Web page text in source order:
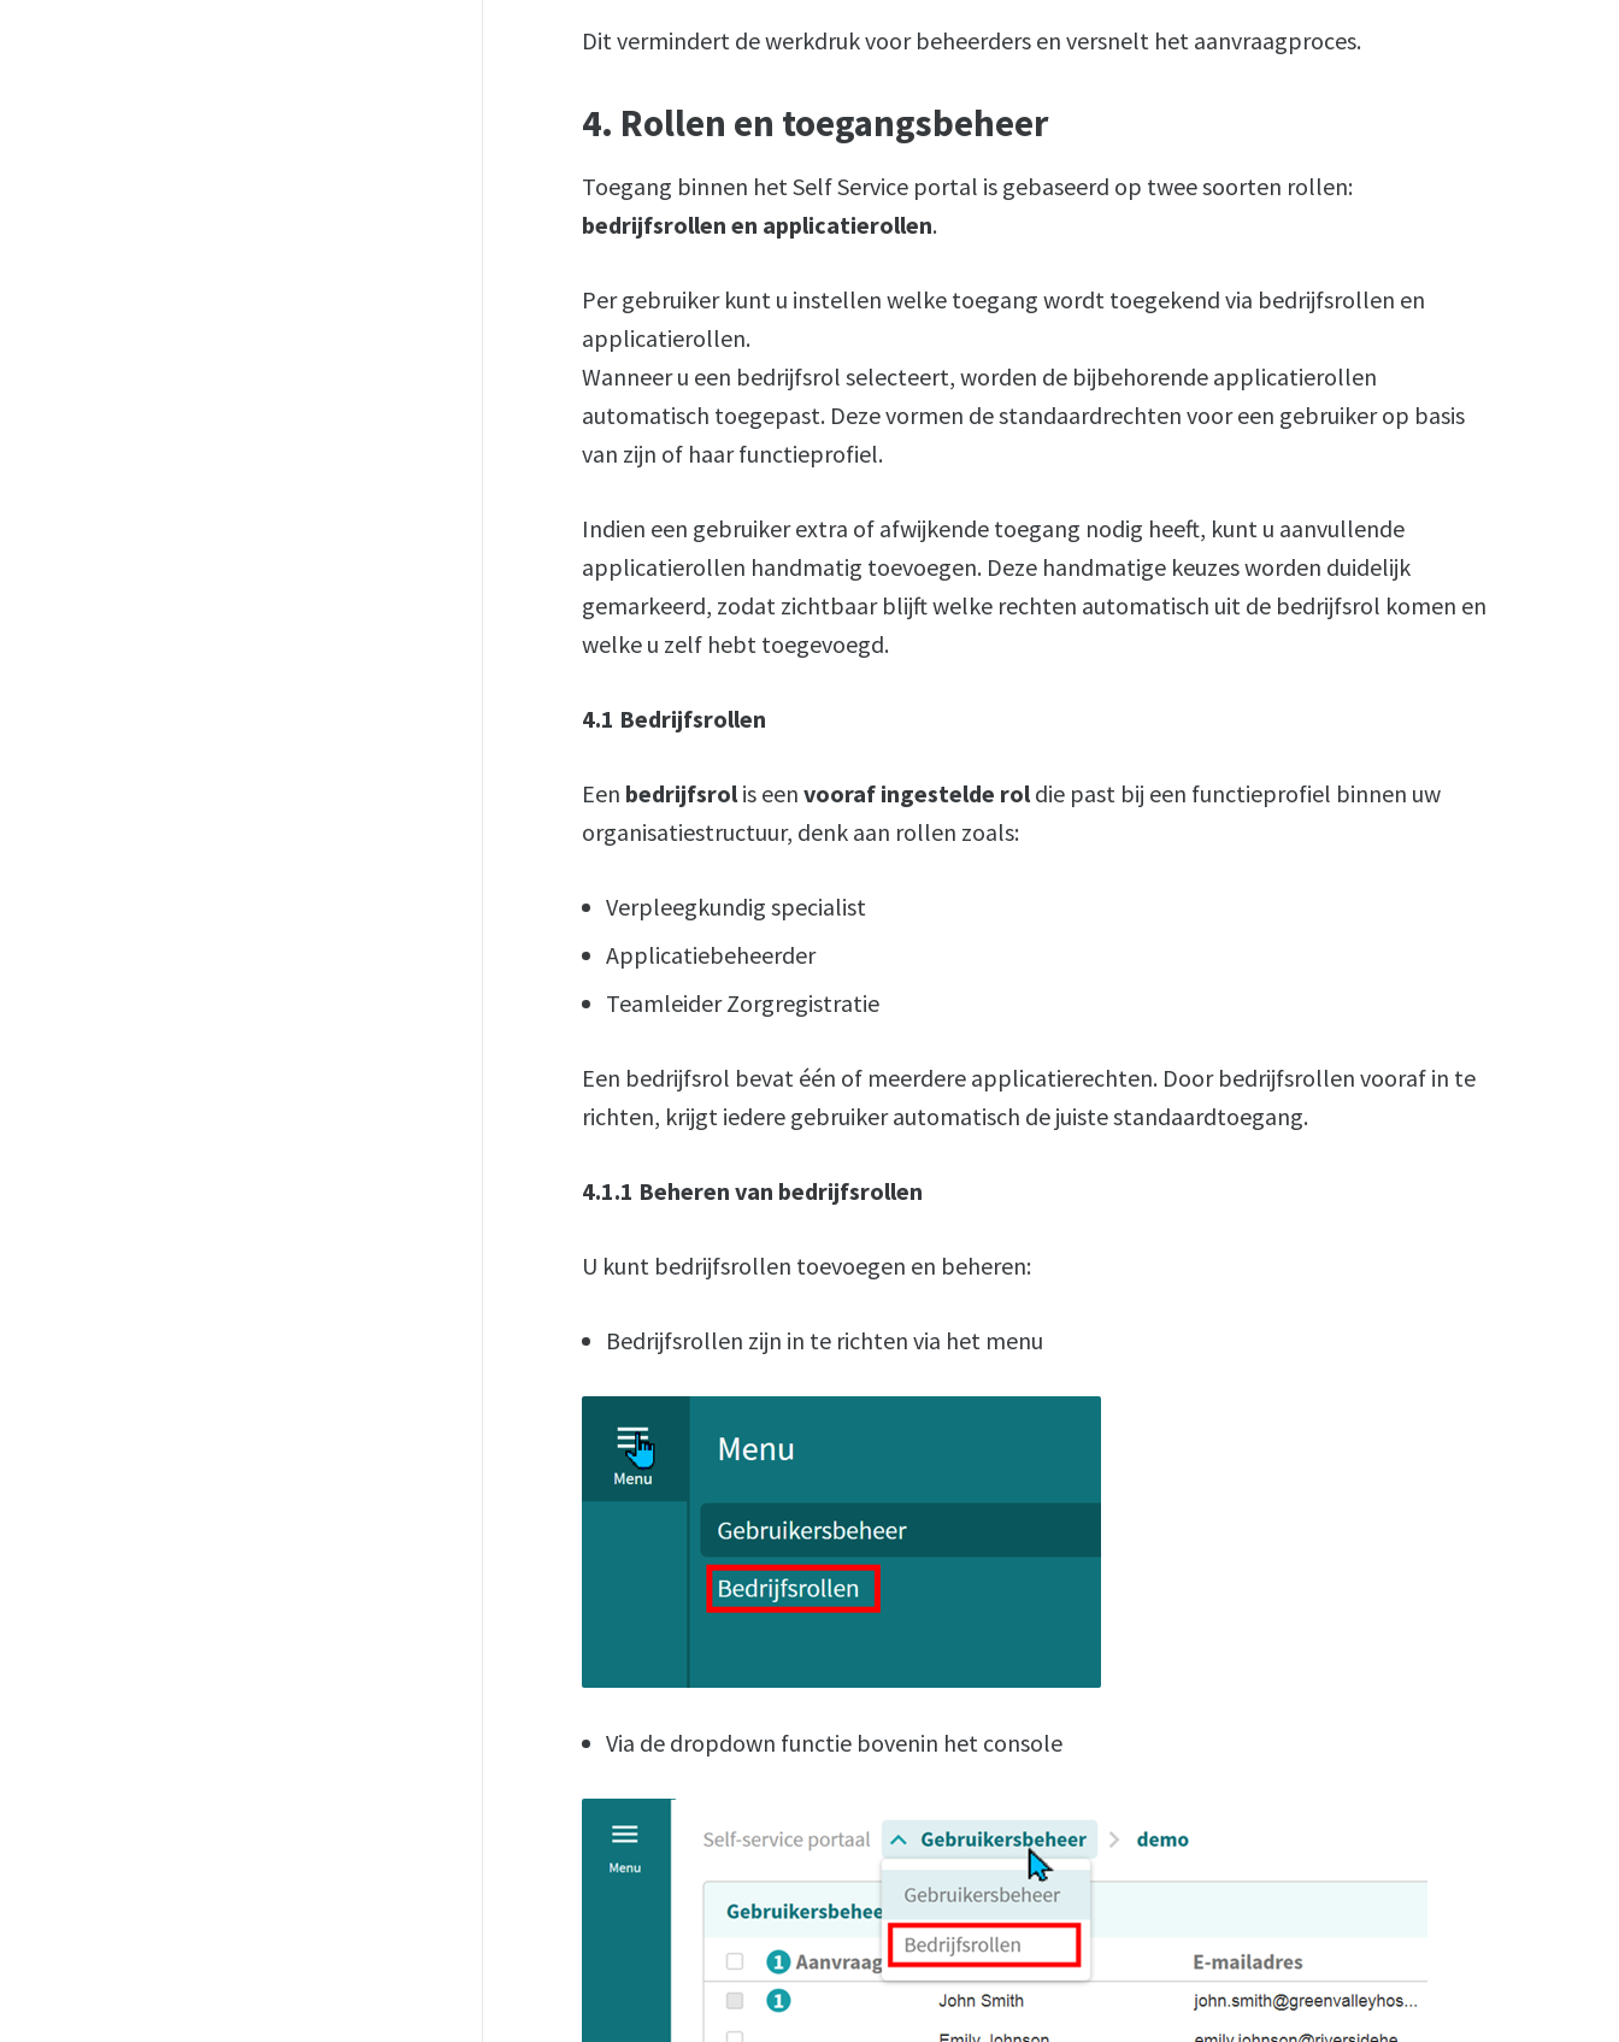
Dit vermindert de werkdruk voor beheerders en versnelt het aanvraagproces.
4. Rollen en toegangsbeheer
Toegang binnen het Self Service portal is gebaseerd op twee soorten rollen:
bedrijfsrollen en applicatierollen.
Per gebruiker kunt u instellen welke toegang wordt toegekend via bedrijfsrollen en
applicatierollen.
Wanneer u een bedrijfsrol selecteert, worden de bijbehorende applicatierollen
automatisch toegepast. Deze vormen de standaardrechten voor een gebruiker op basis
van zijn of haar functieprofiel.
Indien een gebruiker extra of afwijkende toegang nodig heeft, kunt u aanvullende
applicatierollen handmatig toevoegen. Deze handmatige keuzes worden duidelijk
gemarkeerd, zodat zichtbaar blijft welke rechten automatisch uit de bedrijfsrol komen en
welke u zelf hebt toegevoegd.
4.1 Bedrijfsrollen
Een bedrijfsrolis een vooraf ingestelde roldie past bij een functieprofiel binnen uw
organisatiestructuur, denk aan rollen zoals:
Verpleegkundig specialist
Applicatiebeheerder
Teamleider Zorgregistratie
Een bedrijfsrol bevat één of meerdere applicatierechten. Door bedrijfsrollen vooraf in te
richten, krijgt iedere gebruiker automatisch de juiste standaardtoegang.
4.1.1 Beheren van bedrijfsrollen
U kunt bedrijfsrollen toevoegen en beheren:
Bedrijfsrollen zijn in te richten via het menu
Via de dropdown functie bovenin het console